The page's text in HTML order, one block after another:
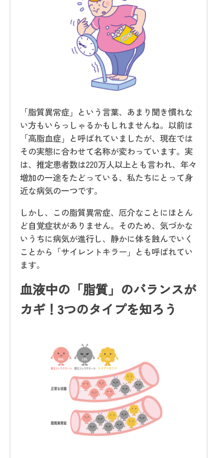
「脂質異常症」という言葉、あまり聞き慣れな
い方もいらっしゃるかもしれませんね。以前は
「高脂血症」と呼ばれていましたが、現在では
その実態に合わせて名称が変わっています。実
は、推定患者数は220万人以上とも言われ、年々
増加の一途をたどっている、私たちにとって身
近な病気の一つです。
しかし、この脂質異常症、厄介なことにほとん
ど自覚症状がありません。そのため、気づかな
いうちに病気が進行し、静かに体を蝕んでいく
ことから「サイレントキラー」とも呼ばれてい
ます。
血液中の「脂質」のバランスが
カギ！3つのタイプを知ろう